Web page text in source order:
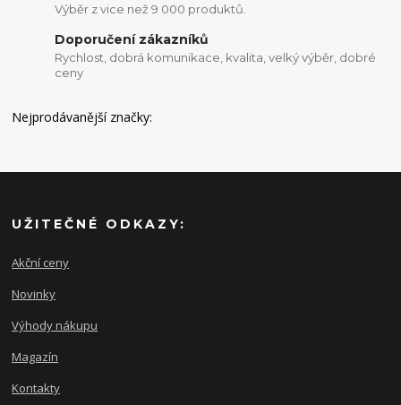
Výběr z vice než 9 000 produktů.
Doporučení zákazníků
Rychlost, dobrá komunikace, kvalita, velký výběr, dobré
ceny
Nejprodávanější značky:
UŽITEČNÉ ODKAZY:
Akční ceny
Novinky
Výhody nákupu
Magazín
Kontakty